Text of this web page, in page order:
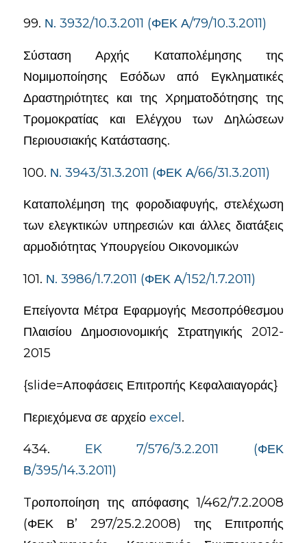
99. Ν. 3932/10.3.2011 (ΦΕΚ Α/79/10.3.2011)
Σύσταση Αρχής Καταπολέμησης της
Νομιμοποίησης Εσόδων από Εγκληματικές
Δραστηριότητες και της Χρηματοδότησης της
Τρομοκρατίας και Ελέγχου των Δηλώσεων
Περιουσιακής Κατάστασης.
100. Ν. 3943/31.3.2011 (ΦΕΚ Α/66/31.3.2011)
Καταπολέμηση της φοροδιαφυγής, στελέχωση
των ελεγκτικών υπηρεσιών και άλλες διατάξεις
αρμοδιότητας Υπουργείου Οικονομικών
101. Ν. 3986/1.7.2011 (ΦΕΚ Α/152/1.7.2011)
Επείγοντα Μέτρα Εφαρμογής Μεσοπρόθεσμου
Πλαισίου Δημοσιονομικής Στρατηγικής 2012-
2015
{slide=Αποφάσεις Επιτροπής Κεφαλαιαγοράς}
Περιεχόμενα σε αρχείο excel.
434. EK 7/576/3.2.2011 (ΦΕΚ
Β/395/14.3.2011)
Tροποποίηση της απόφασης 1/462/7.2.2008
(ΦΕΚ Β’ 297/25.2.2008) της Επιτροπής